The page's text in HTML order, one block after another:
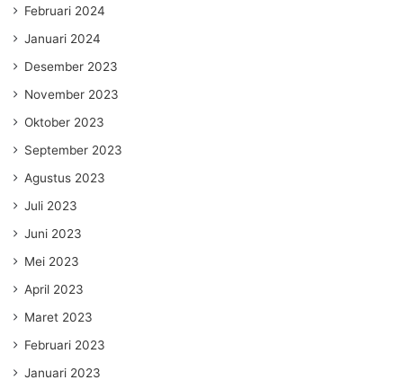
Februari 2024
Januari 2024
Desember 2023
November 2023
Oktober 2023
September 2023
Agustus 2023
Juli 2023
Juni 2023
Mei 2023
April 2023
Maret 2023
Februari 2023
Januari 2023